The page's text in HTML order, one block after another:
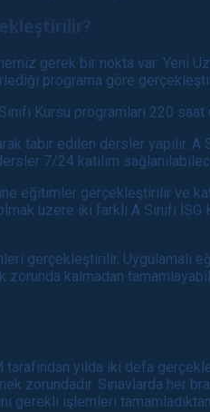
gerek bir nokta var: Yeni
programa göre
Kursu programları 220
tabir edilen dersler yapılır. A
dersler 7/24 katılım
eğitimler gerçekleştirilir ve
üzere iki farklı A Sınıfı
gerçekleştirilir. Uygulamalı
kalmadan
tarafından yılda iki defa
zorundadır. Sınavlarda her
gerekli işlemleri